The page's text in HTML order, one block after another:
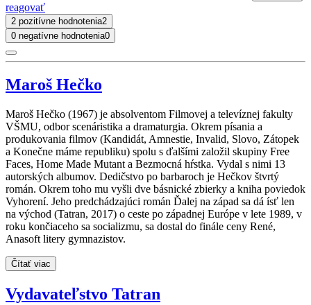
reagovať
2 pozitívne hodnotenia2
0 negatívne hodnotenia0
Maroš Hečko
Maroš Hečko (1967) je absolventom Filmovej a televíznej fakulty
VŠMU, odbor scenáristika a dramaturgia. Okrem písania a
produkovania filmov (Kandidát, Amnestie, Invalid, Slovo, Zátopek
a Konečne máme republiku) spolu s ďalšími založil skupiny Free
Faces, Home Made Mutant a Bezmocná hŕstka. Vydal s nimi 13
autorských albumov. Dedičstvo po barbaroch je Hečkov štvrtý
román. Okrem toho mu vyšli dve básnické zbierky a kniha poviedok
Vyhorení. Jeho predchádzajúci román Ďalej na západ sa dá ísť len
na východ (Tatran, 2017) o ceste po západnej Európe v lete 1989, v
roku končiaceho sa socializmu, sa dostal do finále ceny René,
Anasoft litery gymnazistov.
Čítať viac
Vydavateľstvo Tatran